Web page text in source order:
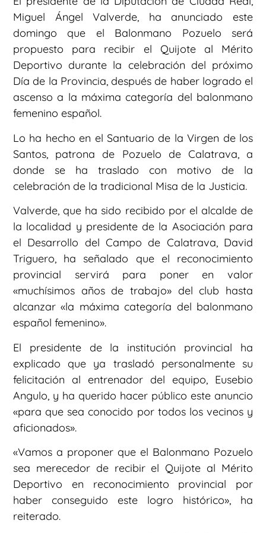
Miguel Ángel Valverde, ha anunciado este
domingo que el Balonmano Pozuelo será
propuesto para recibir el Quijote al Mérito
Deportivo durante la celebración del próximo
Día de la Provincia, después de haber logrado el
ascenso a la máxima categoría del balonmano
femenino español.
Lo ha hecho en el Santuario de la Virgen de los
Santos, patrona de Pozuelo de Calatrava, a
donde se ha traslado con motivo de la
celebración de la tradicional Misa de la Justicia.
Valverde, que ha sido recibido por el alcalde de
la localidad y presidente de la Asociación para
el Desarrollo del Campo de Calatrava, David
Triguero, ha señalado que el reconocimiento
provincial servirá para poner en valor
«muchísimos años de trabajo» del club hasta
alcanzar «la máxima categoría del balonmano
español femenino».
El presidente de la institución provincial ha
explicado que ya trasladó personalmente su
felicitación al entrenador del equipo, Eusebio
Angulo, y ha querido hacer público este anuncio
«para que sea conocido por todos los vecinos y
aficionados».
«Vamos a proponer que el Balonmano Pozuelo
sea merecedor de recibir el Quijote al Mérito
Deportivo en reconocimiento provincial por
haber conseguido este logro histórico», ha
reiterado.